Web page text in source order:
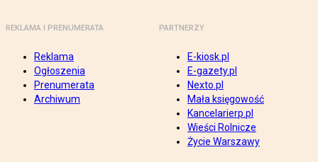
REKLAMA I PRENUMERATA
Reklama
Ogłoszenia
Prenumerata
Archiwum
PARTNERZY
E-kiosk.pl
E-gazety.pl
Nexto.pl
Mała księgowość
Kancelarierp.pl
Wieści Rolnicze
Życie Warszawy